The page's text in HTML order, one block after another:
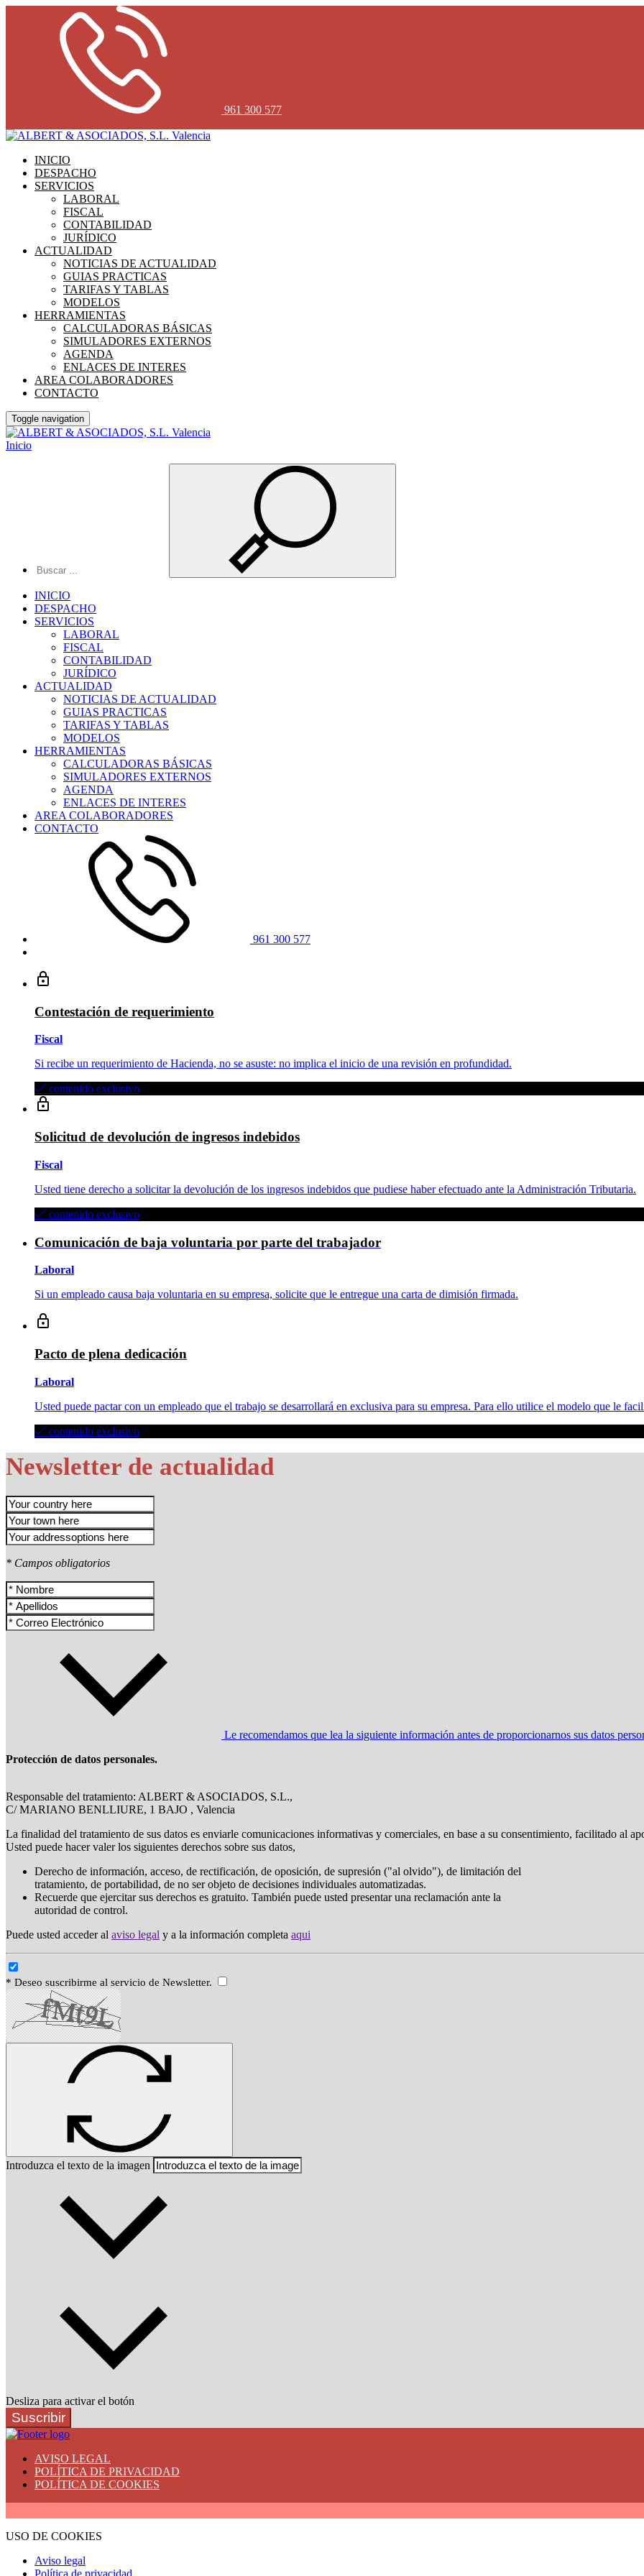
961 300 577
INICIO
DESPACHO
SERVICIOS
LABORAL
FISCAL
CONTABILIDAD
JURÍDICO
ACTUALIDAD
NOTICIAS DE ACTUALIDAD
GUIAS PRACTICAS
TARIFAS Y TABLAS
MODELOS
HERRAMIENTAS
CALCULADORAS BÁSICAS
SIMULADORES EXTERNOS
AGENDA
ENLACES DE INTERES
AREA COLABORADORES
CONTACTO
Toggle navigation
Inicio
INICIO
DESPACHO
SERVICIOS
LABORAL
FISCAL
CONTABILIDAD
JURÍDICO
ACTUALIDAD
NOTICIAS DE ACTUALIDAD
GUIAS PRACTICAS
TARIFAS Y TABLAS
MODELOS
HERRAMIENTAS
CALCULADORAS BÁSICAS
SIMULADORES EXTERNOS
AGENDA
ENLACES DE INTERES
AREA COLABORADORES
CONTACTO
961 300 577
Contestación de requerimiento
Fiscal
Si recibe un requerimiento de Hacienda, no se asuste: no­ ­implica el inicio de una revisión en profundidad.
contenido exclusivo
Solicitud de devolución de ingresos indebidos
Fiscal
Usted tiene derecho a solicitar la devolución de los ingresos indebidos que pudiese haber efectuado ante la Administración Tributaria.
contenido exclusivo
Comunicación de baja voluntaria por parte del trabajador
Laboral
Si un empleado causa baja voluntaria en su empresa, solicite que le entregue una carta de dimisión firmada.
Pacto de plena dedicación
Laboral
Usted puede pactar con un empleado que el trabajo se desarrollará en exclusiva para su empresa. Para ello utilice el modelo que le
contenido exclusivo
Newsletter de actualidad
* Campos obligatorios
Le recomendamos que lea la siguiente información antes de proporcionarnos sus datos
Protección de datos personales.
Responsable del tratamiento: ALBERT & ASOCIADOS, S.L.,
C/ MARIANO BENLLIURE, 1 BAJO , Valencia
La finalidad del tratamiento de sus datos es enviarle comunicaciones informativas y comerciales, en base a su consentimiento, facilitado al
Usted puede hacer valer los siguientes derechos sobre sus datos,
Derecho de información, acceso, de rectificación, de oposición, de supresión ("al olvido"), de limitación del
tratamiento, de portabilidad, de no ser objeto de decisiones individuales automatizadas.
Recuerde que ejercitar sus derechos es gratuito. También puede usted presentar una reclamación ante la
autoridad de control.
Puede usted acceder al aviso legal y a la información completa aqui
* Deseo suscribirme al servicio de Newsletter.
Introduzca el texto de la imagen
Desliza para activar el botón
Suscribir
AVISO LEGAL
POLÍTICA DE PRIVACIDAD
POLÍTICA DE COOKIES
USO DE COOKIES
Aviso legal
Política de privacidad